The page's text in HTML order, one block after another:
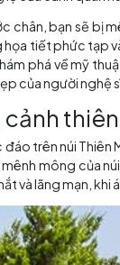
phút bạn
độc đáo
chính, với
lệ của cảnh
chân, bạn
họa tiết